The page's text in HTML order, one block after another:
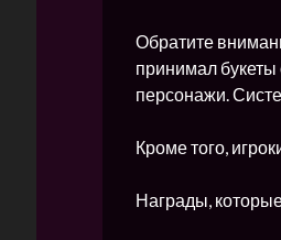
Обратите
принимал букеты
персонажи.
Кроме того,
Награды,